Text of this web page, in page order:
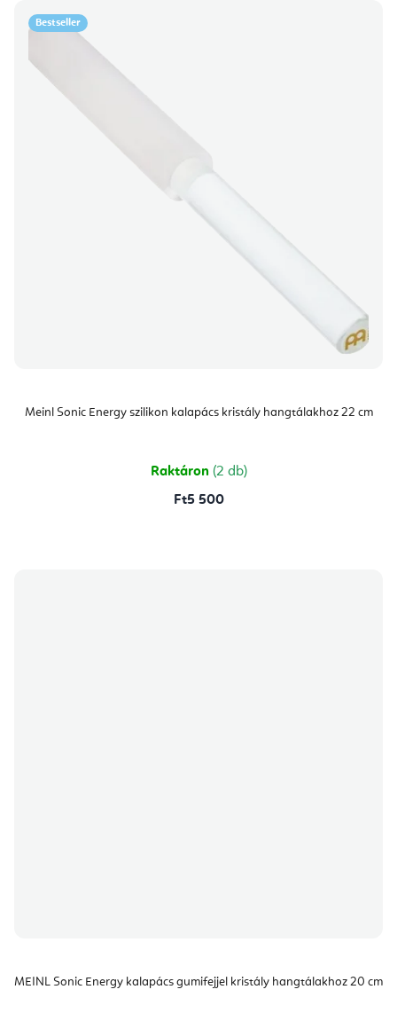
Bestseller
Meinl Sonic Energy szilikon kalapács kristály hangtálakhoz 22 cm
Raktáron (2 db)
Ft5 500
MEINL Sonic Energy kalapács gumifejjel kristály hangtálakhoz 20 cm